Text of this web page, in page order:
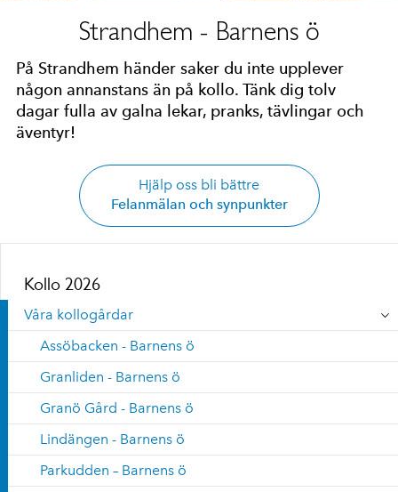
Strandhem - Barnens ö
På Strandhem händer saker du inte upplever
någon annanstans än på kollo. Tänk dig tolv
dagar fulla av galna lekar, pranks, tävlingar och
äventyr!
Hjälp oss bli bättre
Felanmälan och synpunkter
Kollo 2026
Våra kollogårdar
Assöbacken - Barnens ö
Granliden - Barnens ö
Granö Gård - Barnens ö
Lindängen - Barnens ö
Parkudden – Barnens ö